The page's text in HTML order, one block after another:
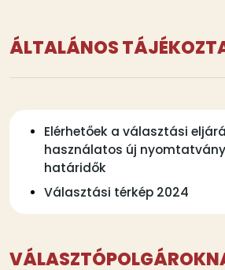
Tartalmi
bekezdések
ÁLTALÁNOS
Elérhetőek a választási
használatos új
határidők
Választási térkép 2024